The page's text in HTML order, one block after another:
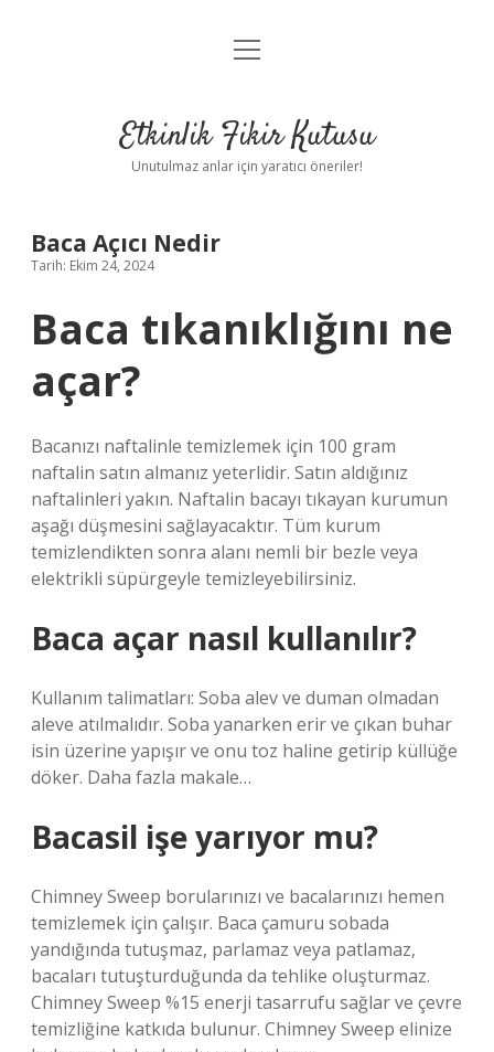
Anasayfa
Yasal Uyarı
menüyü
Etkinlik Fikir Kutusu
Unutulmaz anlar için yaratıcı öneriler!
Baca Açıcı Nedir
Tarih: Ekim 24, 2024
Baca tıkanıklığını ne
açar?
Bacanızı naftalinle temizlemek için 100 gram
naftalin satın almanız yeterlidir. Satın aldığınız
naftalinleri yakın. Naftalin bacayı tıkayan kurumun
aşağı düşmesini sağlayacaktır. Tüm kurum
temizlendikten sonra alanı nemli bir bezle veya
elektrikli süpürgeyle temizleyebilirsiniz.
Baca açar nasıl kullanılır?
Kullanım talimatları: Soba alev ve duman olmadan
aleve atılmalıdır. Soba yanarken erir ve çıkan buhar
isin üzerine yapışır ve onu toz haline getirip küllüğe
döker. Daha fazla makale…
Bacasil işe yarıyor mu?
Chimney Sweep borularınızı ve bacalarınızı hemen
temizlemek için çalışır. Baca çamuru sobada
yandığında tutuşmaz, parlamaz veya patlamaz,
bacaları tutuşturduğunda da tehlike oluşturmaz.
Chimney Sweep %15 enerji tasarrufu sağlar ve çevre
temizliğine katkıda bulunur. Chimney Sweep elinize